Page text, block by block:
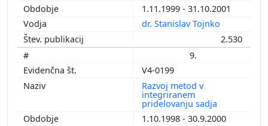
1.11.1999 - 31.10.2001
dr. Stanislav Tojnko
2.530
9.
V4-0199
Razvoj metod v
integriranem
pridelovanju sadja
1.10.1998 - 30.9.2000